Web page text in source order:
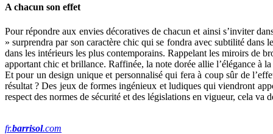
A chacun son effet
Pour répondre aux envies décoratives de chacun et ainsi s’inviter
» surprendra par son caractère chic qui se fondra avec subtilité dans
dans les intérieurs les plus contemporains. Rappelant les miroirs de
apportant chic et brillance. Raffinée, la note dorée allie l’élégance à
Et pour un design unique et personnalisé qui fera à coup sûr de
résultat ? Des jeux de formes ingénieux et ludiques qui viendront
respect des normes de sécurité et des législations en vigueur, cela va
fr.barrisol.com